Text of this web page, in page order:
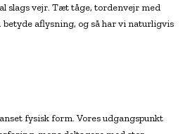
slags vejr. Tæt tåge, tordenvejr med
aflysning, og så har vi naturligvis
fysisk form. Vores udgangspunkt